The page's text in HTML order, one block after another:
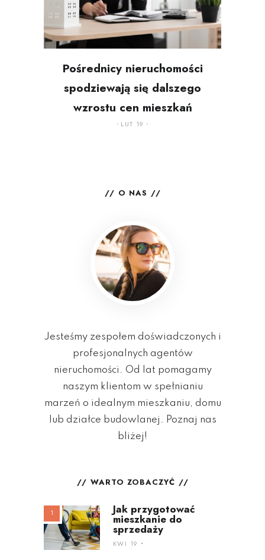
Pośrednicy nieruchomości
spodziewają się dalszego
wzrostu cen mieszkań
LUT 19
O NAS
Jesteśmy zespołem doświadczonych i
profesjonalnych agentów
nieruchomości. Od lat pomagamy
naszym klientom w spełnianiu
marzeń o idealnym mieszkaniu, domu
lub działce budowlanej. Poznaj nas
bliżej!
WARTO ZOBACZYĆ
Jak przygotować
mieszkanie do
sprzedaży
KWI 19